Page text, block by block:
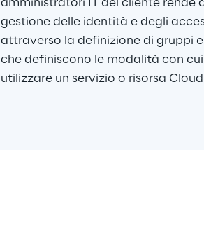
amministratori IT del cliente rende
gestione delle identità e degli
attraverso la definizione di gruppi
che definiscono le modalità con
utilizzare un servizio o risorsa